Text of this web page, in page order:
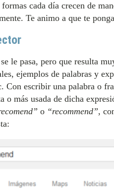
cada día crecen de
Te animo a que te
le pasa, pero que resulta
ejemplos de palabras y
Con escribir una palabra o
o más usada de dicha
o “recommend”,